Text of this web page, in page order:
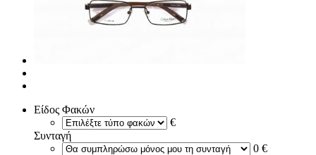
Είδος Φακών
€
Συνταγή
0 €